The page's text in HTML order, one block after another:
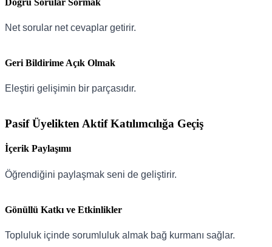
Net sorular net cevaplar getirir.
Geri Bildirime Açık Olmak
Eleştiri gelişimin bir parçasıdır.
Pasif Üyelikten Aktif Katılımcılığa Geçiş
İçerik Paylaşımı
Öğrendiğini paylaşmak seni de geliştirir.
Gönüllü Katkı ve Etkinlikler
Topluluk içinde sorumluluk almak bağ kurmanı sağlar.